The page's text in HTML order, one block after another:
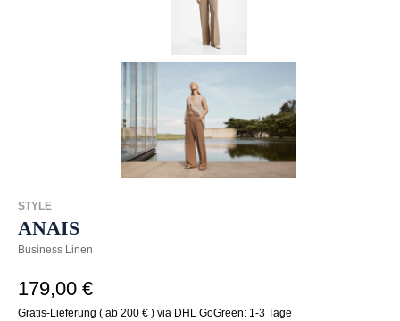
STYLE
ANAIS
Business Linen
179,00 €
Gratis-Lieferung ( ab 200 € ) via DHL GoGreen: 1-3 Tage